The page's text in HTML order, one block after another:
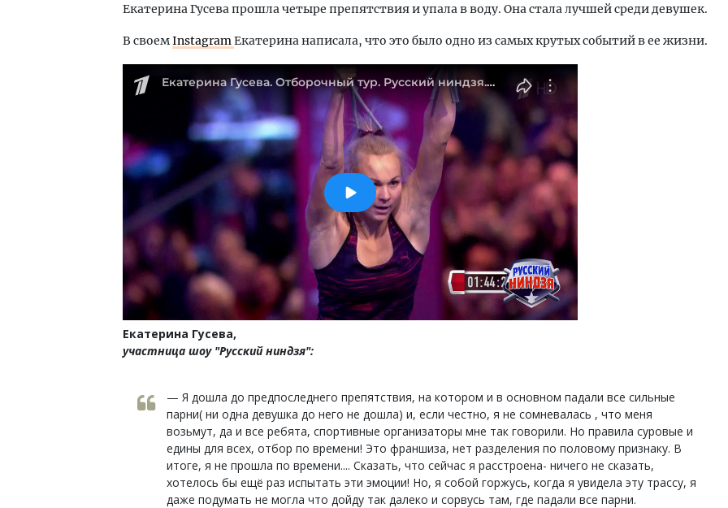
Екатерина Гусева прошла четыре препятствия и упала в воду. Она стала лучшей среди девушек.
В своемInstagramЕкатерина написала, что это было одно из самых крутых событий в ее жизни.
Екатерина Гусева,
участница шоу "Русский ниндзя":
— Я дошла до предпоследнего препятствия, на котором и в основном падали все сильные
парни( ни одна девушка до него не дошла) и, если честно, я не сомневалась , что меня
возьмут, да и все ребята, спортивные организаторы мне так говорили. Но правила суровые и
едины для всех, отбор по времени! Это франшиза, нет разделения по половому признаку. В
итоге, я не прошла по времени.... Сказать, что сейчас я расстроена- ничего не сказать,
хотелось бы ещё раз испытать эти эмоции! Но, я собой горжусь, когда я увидела эту трассу, я
даже подумать не могла что дойду так далеко и сорвусь там, где падали все парни.